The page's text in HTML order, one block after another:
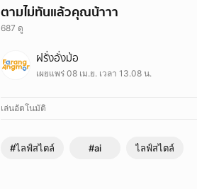
ตามไม่ทันแล้วคุณน้าาา
687 ดู
ตามไม่ทันแล้วคุณน้าาา
ฝรั่งอั่งม้อ
เผยแพร่ 08 เม.ย. เวลา 13.08 น.
เล่นอัตโนมัติ
#ไลฟ์สไตล์ #ai ไลฟ์สไตล์